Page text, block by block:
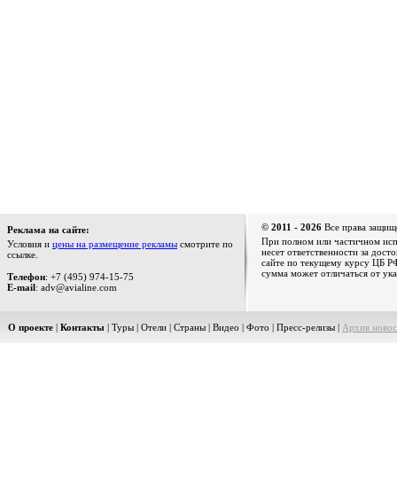
Реклама на сайте:
Условия и цены на размещение рекламы смотрите по
ссылке.
Телефон: +7 (495) 974-15-75
E-mail: adv@avialine.com
© 2011 - 2026 Все права
При полном или частичном
несет ответственности за
сайте по текущему курсу ЦБ
сумма может отличаться от
О проекте | Контакты | Туры | Отели | Страны | Видео | Фото | Пресс-релизы | Архив